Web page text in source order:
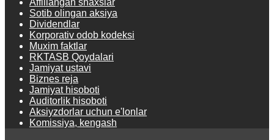
Affillangan shaxslar
Sotib olingan aksiya
Dividendlar
Korporativ odob kodeksi
Muxim faktlar
RKTASB Qoydalari
Jamiyat ustavi
Biznes reja
Jamiyat hisoboti
Auditorlik hisoboti
Aksiyzdorlar uchun e'lonlar
Komissiya, kengash